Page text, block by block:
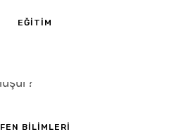
EĞITIM
FEN BILIMLERI